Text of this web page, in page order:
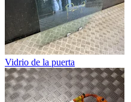
Vidrio de la puerta